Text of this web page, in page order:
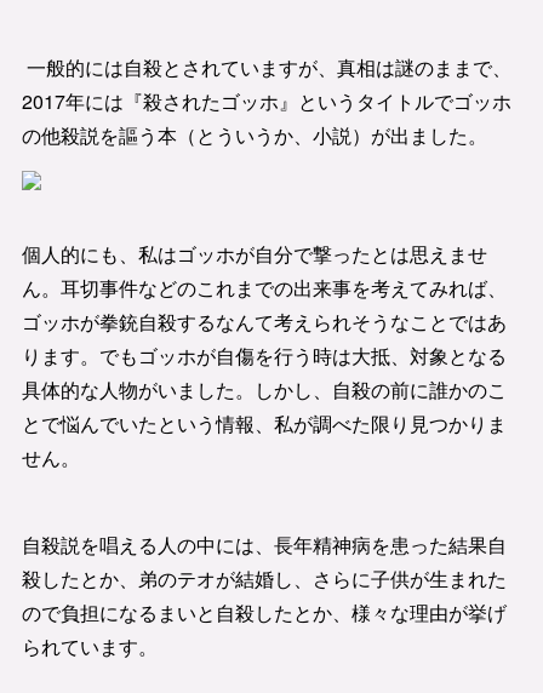
一般的には自殺とされていますが、真相は謎のままで、
2017年には『殺されたゴッホ』というタイトルでゴッホ
の他殺説を謳う本（とういうか、小説）が出ました。
個人的にも、私はゴッホが自分で撃ったとは思えませ
ん。耳切事件などのこれまでの出来事を考えてみれば、
ゴッホが拳銃自殺するなんて考えられそうなことではあ
ります。でもゴッホが自傷を行う時は大抵、対象となる
具体的な人物がいました。しかし、自殺の前に誰かのこ
とで悩んでいたという情報、私が調べた限り見つかりま
せん。
自殺説を唱える人の中には、長年精神病を患った結果自
殺したとか、弟のテオが結婚し、さらに子供が生まれた
ので負担になるまいと自殺したとか、様々な理由が挙げ
られています。